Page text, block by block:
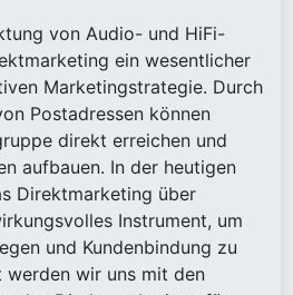
von Audio- und HiFi-
ein wesentlicher
Marketingstrategie. Durch
Postadressen können
direkt erreichen und
aufbauen. In der heutigen
Direktmarketing über
Instrument, um
und Kundenbindung zu
werden wir uns mit den